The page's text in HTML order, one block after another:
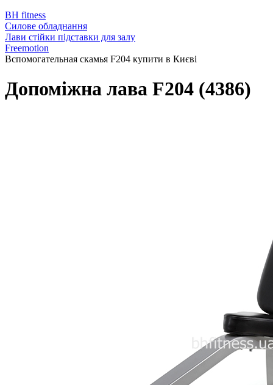
BH fitness
Силове обладнання
Лави стійки підставки для залу
Freemotion
Вспомогательная скамья F204 купити в Києві
Допоміжна лава F204 (4386)